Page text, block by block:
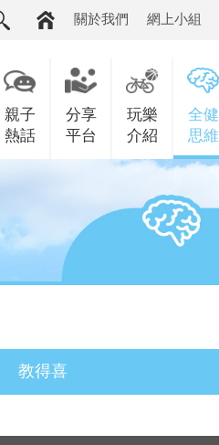
關於我們 網上小組
親子
熱話
分享
平台
玩樂
介紹
全健
思維
教得喜